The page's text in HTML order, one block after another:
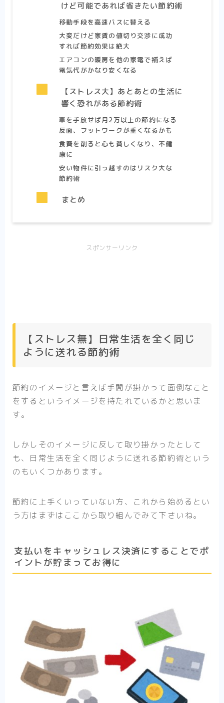
けど可能であれば省きたい節約術
移動手段を高速バスに替える
大変だけど家賃の値切り交渉に成功
すれば節約効果は絶大
エアコンの暖房を他の家電で補えば
電気代がかなり安くなる
【ストレス大】あとあとの生活に
響く恐れがある節約術
車を手放せば月2万以上の節約になる
反面、フットワークが重くなるかも
食費を削ると心も貧しくなり、不健
康に
安い物件に引っ越すのはリスク大な
節約術
まとめ
スポンサーリンク
【ストレス無】日常生活を全く同じ
ように送れる節約術
節約のイメージと言えば手間が掛かって面倒なこと
をするというイメージを持たれているかと思いま
す。
しかしそのイメージに反して取り掛かったとして
も、日常生活を全く同じように送れる節約術という
のもいくつかあります。
節約に上手くいっていない方、これから始めるとい
う方はまずはここから取り組んでみて下さいね。
支払いをキャッシュレス決済にすることでポ
イントが貯まってお得に